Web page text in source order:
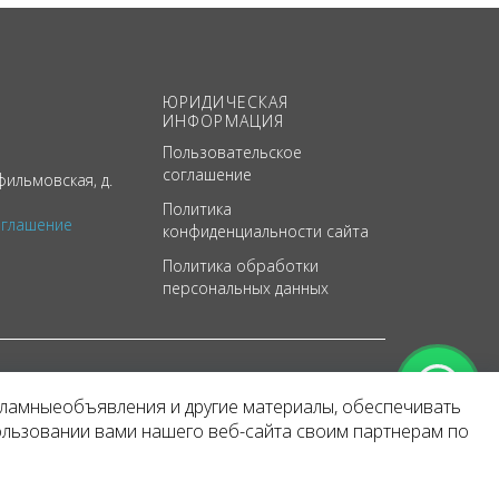
д.
ЮРИДИЧЕСКАЯ
ИНФОРМАЦИЯ
Пользовательское
соглашение
Политика
конфиденциальности сайта
Политика обработки
персональных данных
и другие материалы, обеспечивать
вами нашего веб-сайта своим партнерам по